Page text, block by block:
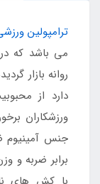
ترامپولین
روانه بازار
دارد از
ورزشکاران
جنس آمینیوم
برابر ضربه و